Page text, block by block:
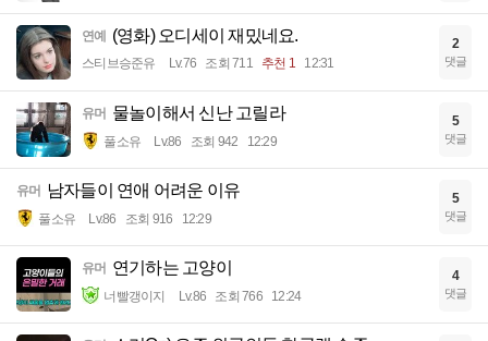
연예 (영화) 오디세이 재밌네요.
스티브승준유 Lv.76 조회 711 추천 1 12:31
2
댓글
유머 물놀이해서 신난 고릴라
풀소유 Lv.86 조회 942 12:29
5
댓글
유머 남자들이 연애 어려운 이유
풀소유 Lv.86 조회 916 12:29
5
댓글
유머 연기하는 고양이
너빨갱이지 Lv.86 조회 766 12:24
4
댓글